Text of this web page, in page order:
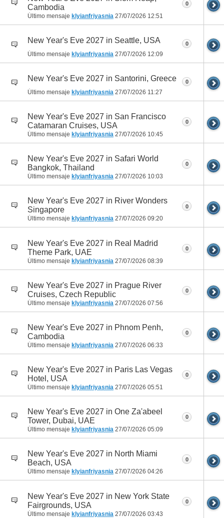
Cambodia
Último mensaje klyianfriyasnia 27/07/2026 12:51
0
New Year's Eve 2027 in Seattle, USA
Último mensaje klyianfriyasnia 27/07/2026 12:09
0
New Year's Eve 2027 in Santorini, Greece
Último mensaje klyianfriyasnia 27/07/2026 11:27
0
New Year's Eve 2027 in San Francisco
Catamaran Cruises, USA
Último mensaje klyianfriyasnia 27/07/2026 10:45
0
New Year's Eve 2027 in Safari World
Bangkok, Thailand
Último mensaje klyianfriyasnia 27/07/2026 10:03
0
New Year's Eve 2027 in River Wonders
Singapore
Último mensaje klyianfriyasnia 27/07/2026 09:20
0
New Year's Eve 2027 in Real Madrid
Theme Park, UAE
Último mensaje klyianfriyasnia 27/07/2026 08:39
0
New Year's Eve 2027 in Prague River
Cruises, Czech Republic
Último mensaje klyianfriyasnia 27/07/2026 07:56
0
New Year's Eve 2027 in Phnom Penh,
Cambodia
Último mensaje klyianfriyasnia 27/07/2026 06:33
0
New Year's Eve 2027 in Paris Las Vegas
Hotel, USA
Último mensaje klyianfriyasnia 27/07/2026 05:51
0
New Year's Eve 2027 in One Za'abeel
Tower, Dubai, UAE
Último mensaje klyianfriyasnia 27/07/2026 05:09
0
New Year's Eve 2027 in North Miami
Beach, USA
Último mensaje klyianfriyasnia 27/07/2026 04:26
0
New Year's Eve 2027 in New York State
Fairgrounds, USA
Último mensaje klyianfriyasnia 27/07/2026 03:43
0